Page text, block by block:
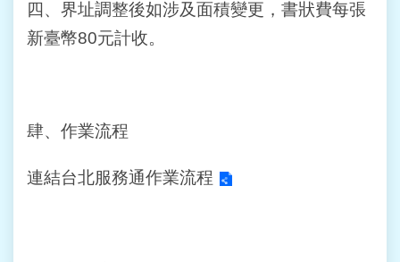
四、界址調整後如涉及面積變更，書狀費每張
新臺幣80元計收。
肆、作業流程
連結台北服務通作業流程